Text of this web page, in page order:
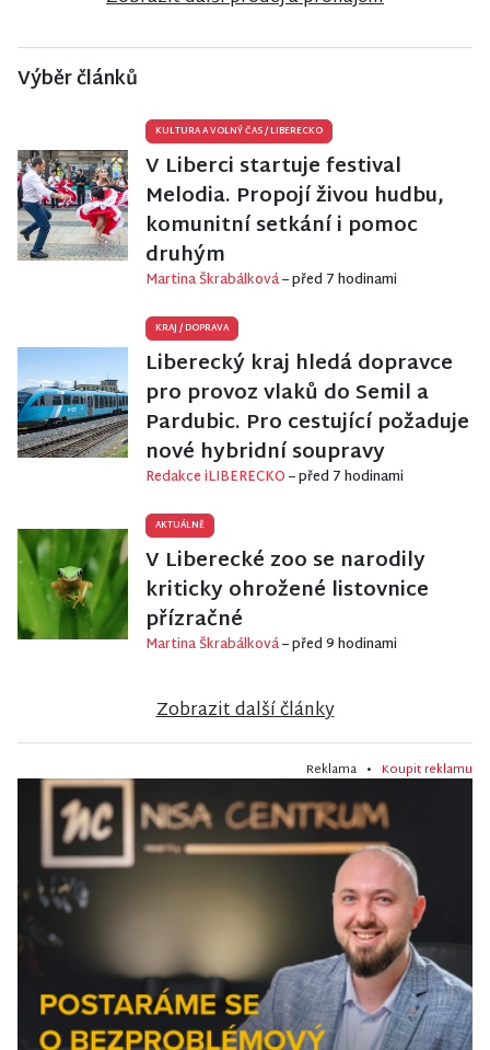
Výběr článků
KULTURA A VOLNÝ ČAS/LIBERECKO
V Liberci startuje festival
Melodia. Propojí živou hudbu,
komunitní setkání i pomoc
druhým
Martina Škrabálková– před 7 hodinami
KRAJ /DOPRAVA
Liberecký kraj hledá dopravce
pro provoz vlaků do Semil a
Pardubic. Pro cestující požaduje
nové hybridní soupravy
Redakce iLIBERECKO– před 7 hodinami
AKTUÁLNĚ
V Liberecké zoo se narodily
kriticky ohrožené listovnice
přízračné
Martina Škrabálková– před 9 hodinami
Zobrazit další články
Reklama • Koupit reklamu